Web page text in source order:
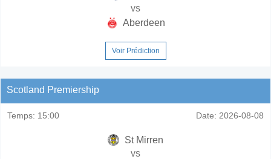
vs
Aberdeen
Voir Prédiction
Scotland Premiership
Temps: 15:00 Date: 2026-08-08
St Mirren
vs